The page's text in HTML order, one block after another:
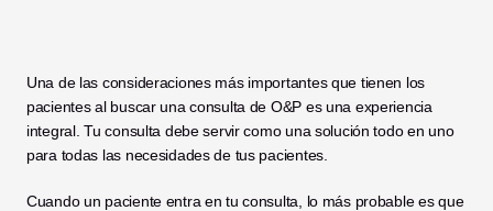
Una de las consideraciones más importantes que tienen los
pacientes al buscar una consulta de O&P es una experiencia
integral. Tu consulta debe servir como una solución todo en uno
para todas las necesidades de tus pacientes.
Cuando un paciente entra en tu consulta, lo más probable es que